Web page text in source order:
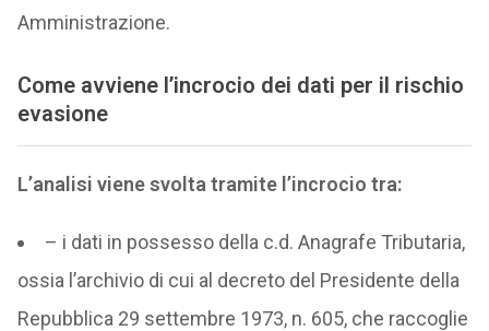
Amministrazione.
Come avviene l’incrocio dei dati per il rischio
evasione
L’analisi viene svolta tramite l’incrocio tra:
– i dati in possesso della c.d. Anagrafe Tributaria,
ossia l’archivio di cui al decreto del Presidente della
Repubblica 29 settembre 1973, n. 605, che raccoglie